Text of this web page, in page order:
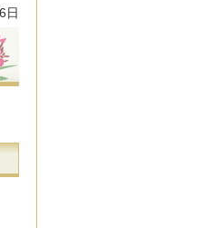
日